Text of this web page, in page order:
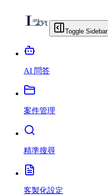
Toggle Sidebar
AI 問答
案件管理
精準搜尋
客製化設定